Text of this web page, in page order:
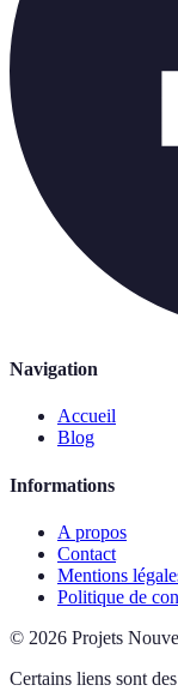
Navigation
Accueil
Blog
Informations
A propos
Contact
Mentions
Politique de
© 2026 Projets
Certains liens sont